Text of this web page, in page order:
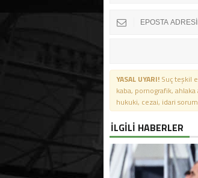
YASAL UYARI! Suç teşkil
kaba, pornografik,
hukuki, cezai, idari
İLGİLİ HABERLER